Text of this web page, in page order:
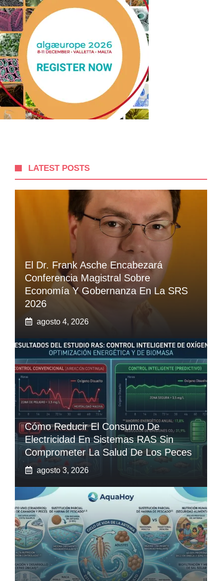
LATEST POSTS
El Dr. Frank Asche Encabezará
Conferencia Magistral Sobre
Economía Y Gobernanza En La SRS
2026
agosto 4, 2026
Cómo Reducir El Consumo De
Electricidad En Sistemas RAS Sin
Comprometer La Salud De Los Peces
agosto 3, 2026